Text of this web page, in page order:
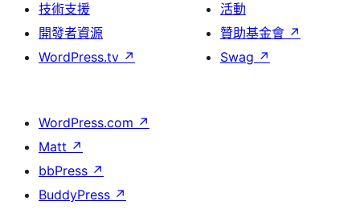
技術支援
開發者資源
WordPress.tv ↗
活動
贊助基金會 ↗
Swag ↗
WordPress.com ↗
Matt ↗
bbPress ↗
BuddyPress ↗